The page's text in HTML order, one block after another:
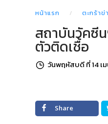
หน้าแรก ตะกร้าข่
สถาบันวัคซี
ตัวติดเชื้อ
วันพฤหัสบดี ที่ 14 เม
Share